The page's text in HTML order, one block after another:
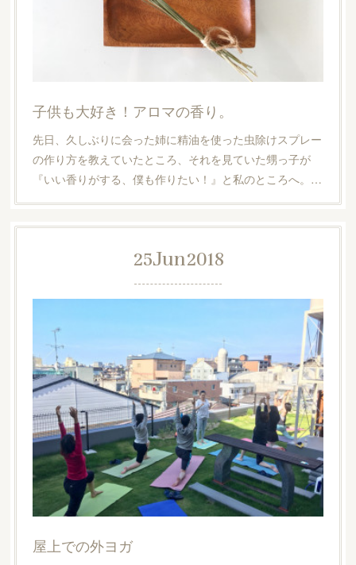
子供も大好き！アロマの香り。
先日、久しぶりに会った姉に精油を使った虫除けスプレー
の作り方を教えていたところ、それを見ていた甥っ子が
『いい香りがする、僕も作りたい！』と私のところへ。…
25Jun2018
屋上での外ヨガ